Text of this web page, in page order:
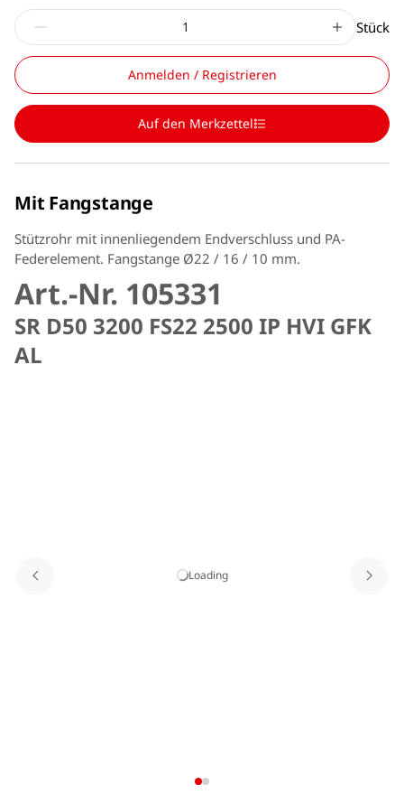
Stück
Anmelden / Registrieren
Auf den Merkzettel
Mit Fangstange
Stützrohr mit innenliegendem Endverschluss und PA-
Federelement. Fangstange Ø22 / 16 / 10 mm.
Art.-Nr. 105331
SR D50 3200 FS22 2500 IP HVI GFK
AL
Loading